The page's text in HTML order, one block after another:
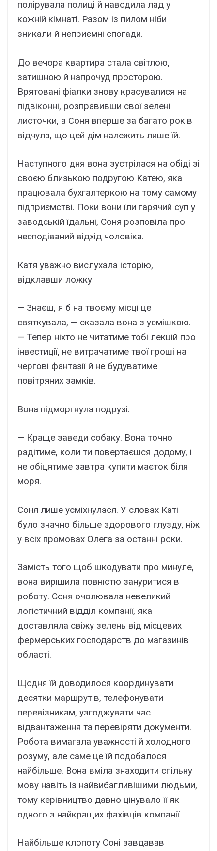
полірувала полиці й наводила лад у
кожній кімнаті. Разом із пилом ніби
зникали й неприємні спогади.
До вечора квартира стала світлою,
затишною й напрочуд просторою.
Врятовані фіалки знову красувалися на
підвіконні, розправивши свої зелені
листочки, а Соня вперше за багато років
відчула, що цей дім належить лише їй.
Наступного дня вона зустрілася на обіді зі
своєю близькою подругою Катею, яка
працювала бухгалтеркою на тому самому
підприємстві. Поки вони їли гарячий суп у
заводській їдальні, Соня розповіла про
несподіваний відхід чоловіка.
Катя уважно вислухала історію,
відклавши ложку.
— Знаєш, я б на твоєму місці це
святкувала, — сказала вона з усмішкою.
— Тепер ніхто не читатиме тобі лекцій про
інвестиції, не витрачатиме твої гроші на
чергові фантазії й не будуватиме
повітряних замків.
Вона підморгнула подрузі.
— Краще заведи собаку. Вона точно
радітиме, коли ти повертаєшся додому, і
не обіцятиме завтра купити маєток біля
моря.
Соня лише усміхнулася. У словах Каті
було значно більше здорового глузду, ніж
у всіх промовах Олега за останні роки.
Замість того щоб шкодувати про минуле,
вона вирішила повністю зануритися в
роботу. Соня очолювала невеликий
логістичний відділ компанії, яка
доставляла свіжу зелень від місцевих
фермерських господарств до магазинів
області.
Щодня їй доводилося координувати
десятки маршрутів, телефонувати
перевізникам, узгоджувати час
відвантаження та перевіряти документи.
Робота вимагала уважності й холодного
розуму, але саме це їй подобалося
найбільше. Вона вміла знаходити спільну
мову навіть із найвибагливішими людьми,
тому керівництво давно цінувало її як
одного з найкращих фахівців компанії.
Найбільше клопоту Соні завдавав